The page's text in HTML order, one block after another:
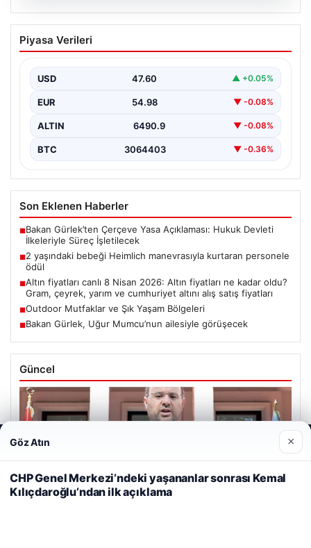
2 yaşındaki bebeği Heimlich
manevrasıyla kurtaran personele ödül
Bebeği Heimlich Manevrası ile Kurtaran Havalimanı
Personeline…
Piyasa Verileri
USD 47.60 ▲ +0.05%
EUR 54.98 ▼ -0.08%
ALTIN 6490.9 ▼ -0.08%
BTC 3064403 ▼ -0.36%
Son Eklenen Haberler
■Bakan Gürlek’ten Çerçeve Yasa Açıklaması: Hukuk Devleti
İlkeleriyle Süreç İşletilecek
■2 yaşındaki bebeği Heimlich manevrasıyla kurtaran personele
ödül
■Altın fiyatları canlı 8 Nisan 2026: Altın fiyatları ne kadar oldu?
Gram, çeyrek, yarım ve cumhuriyet altını alış satış fiyatları
■Outdoor Mutfaklar ve Şık Yaşam Bölgeleri
■Bakan Gürlek, Uğur Mumcu’nun ailesiyle görüşecek
Güncel
Bakan Gürlek’ten Çerçeve Yasa Açıklaması: Hukuk Devleti
İlkeleriyle Süreç İşletilecek
Web sitemizi nasıl kullandığınızı daha iyi anlayabilmek,
deneyiminizi kişiselleştirmek ve geliştirmek amacıyla çerezler
kullanıyoruz.Çerez Politikamız
Reddet Kabul Et
Göz Atın ×
CHP Genel Merkezi’ndeki yaşananlar sonrası Kemal
Kılıçdaroğlu’ndan ilk açıklama